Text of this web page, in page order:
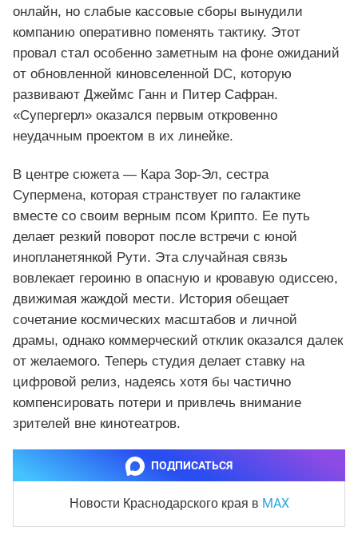
онлайн, но слабые кассовые сборы вынудили
компанию оперативно поменять тактику. Этот
провал стал особенно заметным на фоне ожиданий
от обновленной киновселенной DC, которую
развивают Джеймс Ганн и Питер Сафран.
«Супергерл» оказался первым откровенно
неудачным проектом в их линейке.
В центре сюжета — Кара Зор‑Эл, сестра
Супермена, которая странствует по галактике
вместе со своим верным псом Крипто. Ее путь
делает резкий поворот после встречи с юной
инопланетянкой Рути. Эта случайная связь
вовлекает героиню в опасную и кровавую одиссею,
движимая жаждой мести. История обещает
сочетание космических масштабов и личной
драмы, однако коммерческий отклик оказался далек
от желаемого. Теперь студия делает ставку на
цифровой релиз, надеясь хотя бы частично
компенсировать потери и привлечь внимание
зрителей вне кинотеатров.
ПОДПИСАТЬСЯ
Новости Краснодарского края в MAX